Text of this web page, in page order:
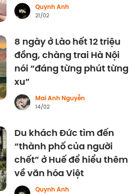
Quynh Anh
21/02
8 ngày ở Lào hết 12 triệu
đồng, chàng trai Hà Nội
nói “đáng từng phút từng
xu”
Mai Anh Nguyễn
14/02
Du khách Đức tìm đến
“thành phố của người
chết” ở Huế để hiểu thêm
về văn hóa Việt
Quynh Anh